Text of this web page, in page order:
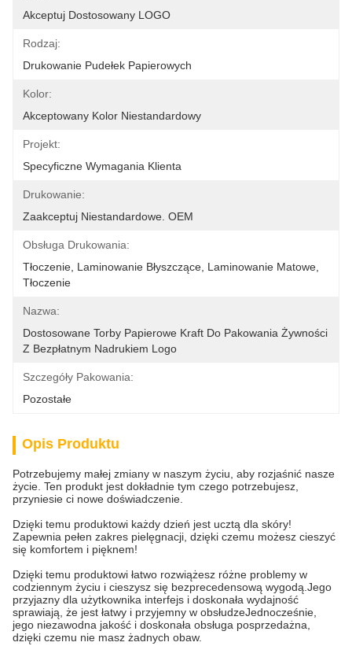
Akceptuj Dostosowany LOGO
Rodzaj:
Drukowanie Pudełek Papierowych
Kolor:
Akceptowany Kolor Niestandardowy
Projekt:
Specyficzne Wymagania Klienta
Drukowanie:
Zaakceptuj Niestandardowe. OEM
Obsługa Drukowania:
Tłoczenie, Laminowanie Błyszczące, Laminowanie Matowe,
Tłoczenie
Nazwa:
Dostosowane Torby Papierowe Kraft Do Pakowania Żywności
Z Bezpłatnym Nadrukiem Logo
Szczegóły Pakowania:
Pozostałe
Opis Produktu
Potrzebujemy małej zmiany w naszym życiu, aby rozjaśnić nasze
życie. Ten produkt jest dokładnie tym czego potrzebujesz,
przyniesie ci nowe doświadczenie.
Dzięki temu produktowi każdy dzień jest ucztą dla skóry!
Zapewnia pełen zakres pielęgnacji, dzięki czemu możesz cieszyć
się komfortem i pięknem!
Dzięki temu produktowi łatwo rozwiążesz różne problemy w
codziennym życiu i cieszysz się bezprecedensową wygodą.Jego
przyjazny dla użytkownika interfejs i doskonała wydajność
sprawiają, że jest łatwy i przyjemny w obsłudzeJednocześnie,
jego niezawodna jakość i doskonała obsługa posprzedażna,
dzięki czemu nie masz żadnych obaw.